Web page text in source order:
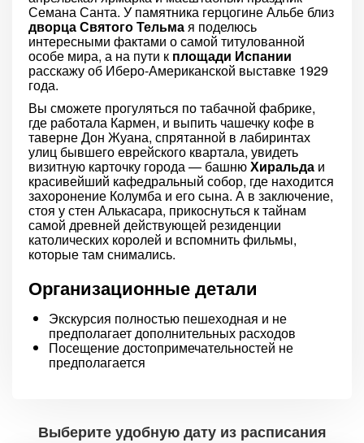
Семана Санта. У памятника герцогине Альбе близ
дворца Святого Тельмая поделюсь
интересными фактами о самой титулованной
особе мира, а на пути к площади Испании
расскажу об Иберо-Американской выставке 1929
года.
Вы сможете прогуляться по табачной фабрике,
где работала Кармен, и выпить чашечку кофе в
таверне Дон Жуана, спрятанной в лабиринтах
улиц бывшего еврейского квартала, увидеть
визитную карточку города — башнюХиральда и
красивейший кафедральный собор, где находится
захоронение Колумба и его сына. А в заключение,
стоя у стен Алькасара, прикоснуться к тайнам
самой древней действующей резиденции
католических королей и вспомнить фильмы,
которые там снимались.
Организационные детали
Экскурсия полностью пешеходная и не
предполагает дополнительных расходов
Посещение достопримечательностей не
предполагается
Выберите удобную дату из расписания